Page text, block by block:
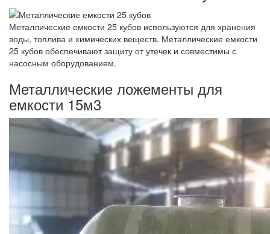
Металлические емкости 25 кубов используются для хранения
воды, топлива и химических веществ. Металлические емкости
25 кубов обеспечивают защиту от утечек и совместимы с
насосным оборудованием.
Металлические ложементы для
емкости 15м3